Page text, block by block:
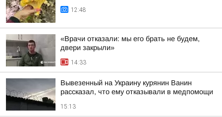
12:48
«Врачи отказали: мы его брать не будем,
двери закрыли»
14:33
Вывезенный на Украину курянин Ванин
рассказал, что ему отказывали в медпомощи
15:13